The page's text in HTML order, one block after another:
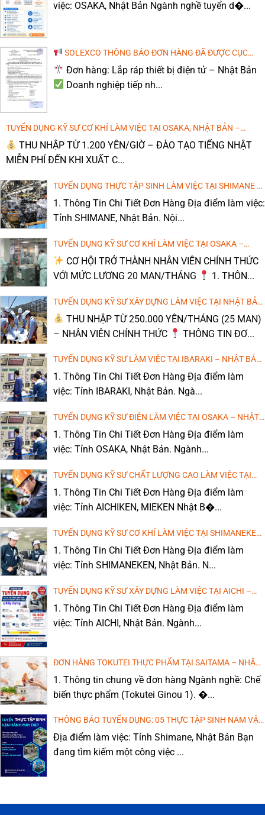
THI CÔNG THÁO DỞ NHÀ Ở – MIE, NHẬT BẢN
Bạn đang tìm kiếm một công việc ổn định tại[...]
việc: OSAKA, Nhật Bản Ngành nghề tuyển d�...
SOLEXCO THÔNG BÁO ĐƠN HÀNG ĐÃ ĐƯỢC CỤC
QUẢN LÝ LAO ĐỘNG NGOÀI NƯỚC CHẤP THUẬN
Đơn hàng: Lắp ráp thiết bị điện tử – Nhật Bản
Doanh nghiệp tiếp nh...
TUYỂN DỤNG KỸ SƯ CƠ KHÍ LÀM VIỆC TẠI OSAKA, NHẬT BẢN –
KHÔNG YÊU CẦU TIẾNG NHẬT KHI PHỎNG VẤN
THU NHẬP TỪ 1.200 YÊN/GIỜ – ĐÀO TẠO TIẾNG NHẬT
MIỄN PHÍ ĐẾN KHI XUẤT C...
TUYỂN DỤNG THỰC TẬP SINH LÀM VIỆC TẠI SHIMANE –
NHẬT BẢN (LƯƠNG CAO, MIỄN PHÍ ĐÀO TẠO TIẾNG)
1. Thông Tin Chi Tiết Đơn Hàng Địa điểm làm việc:
Tỉnh SHIMANE, Nhật Bản. Nội...
TUYỂN DỤNG KỸ SƯ CƠ KHÍ LÀM VIỆC TẠI OSAKA –
NHẬT BẢN (LƯƠNG CAO, MIỄN PHÍ ĐÀO TẠO TIẾNG)
CƠ HỘI TRỞ THÀNH NHÂN VIÊN CHÍNH THỨC
VỚI MỨC LƯƠNG 20 MAN/THÁNG
1. THÔN...
TUYỂN DỤNG KỸ SƯ XÂY DỰNG LÀM VIỆC TẠI NHẬT BẢN
– THU NHẬP CAO (ĐÀO TẠO TIẾNG NHẬT MIỄN PHÍ)
THU NHẬP TỪ 250.000 YÊN/THÁNG (25 MAN)
– NHÂN VIÊN CHÍNH THỨC
THÔNG TIN ĐƠ...
TUYỂN DỤNG KỸ SƯ LÀM VIỆC TẠI IBARAKI – NHẬT BẢN
(LƯƠNG CAO, MIỄN PHÍ ĐÀO TẠO TIẾNG)
1. Thông Tin Chi Tiết Đơn Hàng Địa điểm làm
việc: Tỉnh IBARAKI, Nhật Bản. Ngà...
TUYỂN DỤNG KỸ SƯ ĐIỆN LÀM VIỆC TẠI OSAKA – NHẬT
BẢN (LƯƠNG CAO, MIỄN PHÍ ĐÀO TẠO TIẾNG)
1. Thông Tin Chi Tiết Đơn Hàng Địa điểm làm
việc: Tỉnh OSAKA, Nhật Bản. Ngành...
TUYỂN DỤNG KỸ SƯ CHẤT LƯỢNG CAO LÀM VIỆC TẠI
AICHIKEN, MIEKEN – NHẬT BẢN
1. Thông Tin Chi Tiết Đơn Hàng Địa điểm làm
việc: Tỉnh AICHIKEN, MIEKEN Nhật B�...
TUYỂN DỤNG KỸ SƯ CƠ KHÍ LÀM VIỆC TẠI SHIMANEKEN
– NHẬT BẢN (LƯƠNG CAO, MIỄN PHÍ ĐÀO TẠO TIẾNG)
1. Thông Tin Chi Tiết Đơn Hàng Địa điểm làm
việc: Tỉnh SHIMANEKEN, Nhật Bản. N...
TUYỂN DỤNG KỸ SƯ XÂY DỰNG LÀM VIỆC TẠI AICHI –
NHẬT BẢN (LƯƠNG CAO, MIỄN PHÍ ĐÀO TẠO TIẾNG)
1. Thông Tin Chi Tiết Đơn Hàng Địa điểm làm
việc: Tỉnh AICHI, Nhật Bản. Ngành...
ĐƠN HÀNG TOKUTEI THỰC PHẨM TẠI SAITAMA – NHẬT
BẢN: CHI PHÍ THẤP, THU NHẬP CAO!
1. Thông tin chung về đơn hàng Ngành nghề: Chế
biến thực phẩm (Tokutei Ginou 1). �...
THÔNG BÁO TUYỂN DỤNG: 05 THỰC TẬP SINH NAM VẬN
HÀNH MÁY DẬP, DÁN KEO
Địa điểm làm việc: Tỉnh Shimane, Nhật Bản Bạn
đang tìm kiếm một công việc ...